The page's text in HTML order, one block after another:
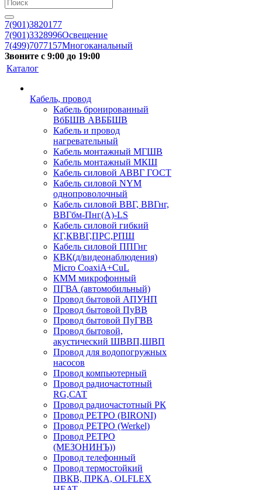
7(901)3820177
7(901)3328996Освещение
7(499)7077157Многоканальный
Звоните с 9:00 до 19:00
Каталог
Кабель, провод
Кабель бронированный
ВбБШВ АВББШВ
Кабель и провод
нагревательный
Кабель монтажный МГШВ
Кабель монтажный МКШ
Кабель силовой АВВГ ГОСТ
Кабель силовой NYM
однопроволочный
Кабель силовой ВВГ, ВВГнг,
ВВГбм-Пнг(А)-LS
Кабель силовой гибкий
КГ,КВВГ,ПРС,РПШ
Кабель силовой ППГнг
КВК(д/видеонаблюдения)
Micro CoaxiA+CuL
КММ микрофонный
ПГВА (автомобильный)
Провод бытовой АПУНП
Провод бытовой ПуВВ
Провод бытовой ПуГВВ
Провод бытовой,
акустический ШВВП,ШВП
Провод для водопогружных
насосов
Провод компьютерный
Провод радиочастотный
RG,САТ
Провод радиочастотный РК
Провод РЕТРО (BIRONI)
Провод РЕТРО (Werkel)
Провод РЕТРО
(МЕЗОНИНЪ))
Провод телефонный
Провод термостойкий
ПВКВ, ПРКА, OLFLEX